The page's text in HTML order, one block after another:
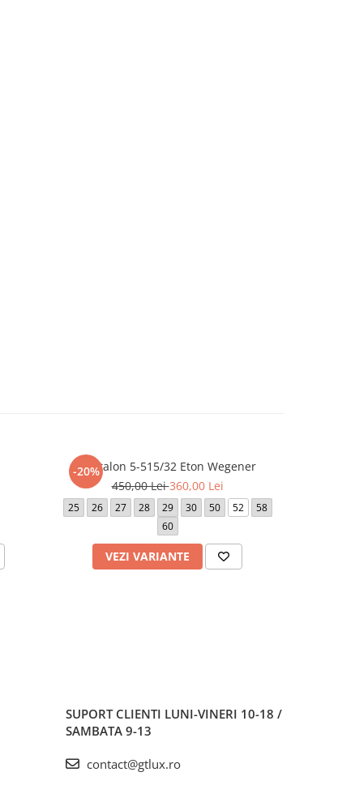
-20%
Pantalon 5-515/32 Eton Wegener
450,00 Lei360,00 Lei
25 26 27 28 29 30 50 52
58
60
VEZI VARIANTE
SUPORT CLIENTI LUNI-VINERI 10-18 /
SAMBATA 9-13
contact@gtlux.ro